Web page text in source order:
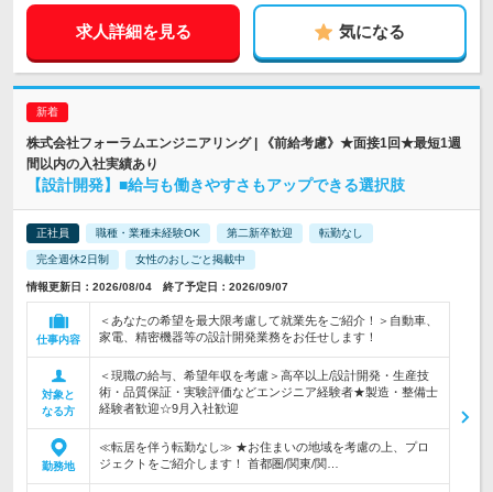
求人詳細を見る 気になる
株式会社フォーラムエンジニアリング | 《前給考慮》★面接1回★最短1週
間以内の入社実績あり
【設計開発】■給与も働きやすさもアップできる選択肢
正社員 職種・業種未経験OK 第二新卒歓迎 転勤なし
完全週休2日制 女性のおしごと掲載中
情報更新日：2026/08/04 終了予定日：2026/09/07
仕事内容
＜あなたの希望を最大限考慮して就業先をご紹介！＞自動車、
家電、精密機器等の設計開発業務をお任せします！
対象と
なる方
＜現職の給与、希望年収を考慮＞高卒以上/設計開発・生産技
術・品質保証・実験評価などエンジニア経験者★製造・整備士
経験者歓迎☆9月入社歓迎
勤務地
≪転居を伴う転勤なし≫ ★お住まいの地域を考慮の上、プロ
ジェクトをご紹介します！ 首都圏/関東/関…